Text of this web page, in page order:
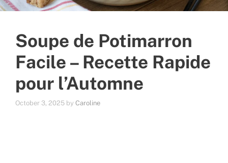
Soupe de Potimarron
Facile – Recette Rapide
pour l’Automne
October 3, 2025 by Caroline